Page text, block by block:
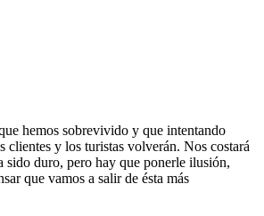
hemos sobrevivido y que intentando
clientes y los turistas volverán. Nos costará
sido duro, pero hay que ponerle ilusión,
que vamos a salir de ésta más